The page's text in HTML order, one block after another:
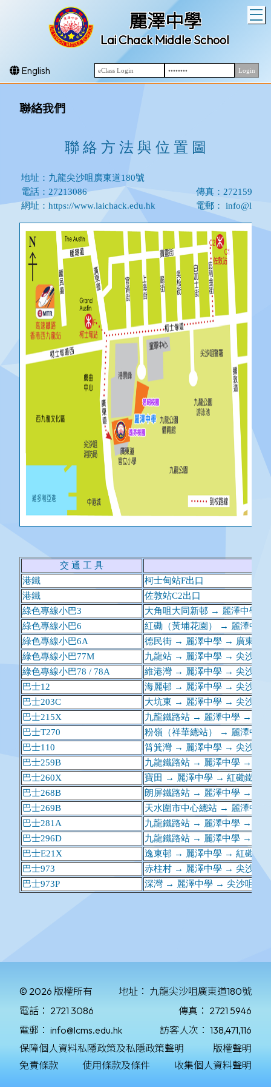
麗澤中學
Lai Chack Middle School
English
聯絡我們
© 2026 版權所有 地址： 九龍尖沙咀廣東道180號
電話： 2721 3086 傳真： 2721 5946
電郵： info@lcms.edu.hk 訪客人次： 138,471,116
保障個人資料私隱政策及私隱政策聲明
版權聲明
免責條款
使用條款及條件 收集個人資料聲明